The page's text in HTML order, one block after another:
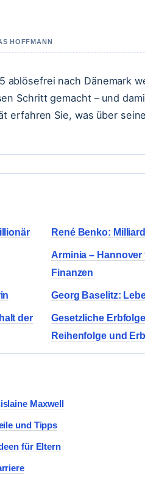
HOFFMANN
ablösefrei nach Dänemark
Schritt gemacht – und
erfahren Sie, was über
René Benko:
Arminia – Hannover
Finanzen
Georg Baselitz:
der
Gesetzliche
Reihenfolge und
Maxwell
und Tipps
für Eltern